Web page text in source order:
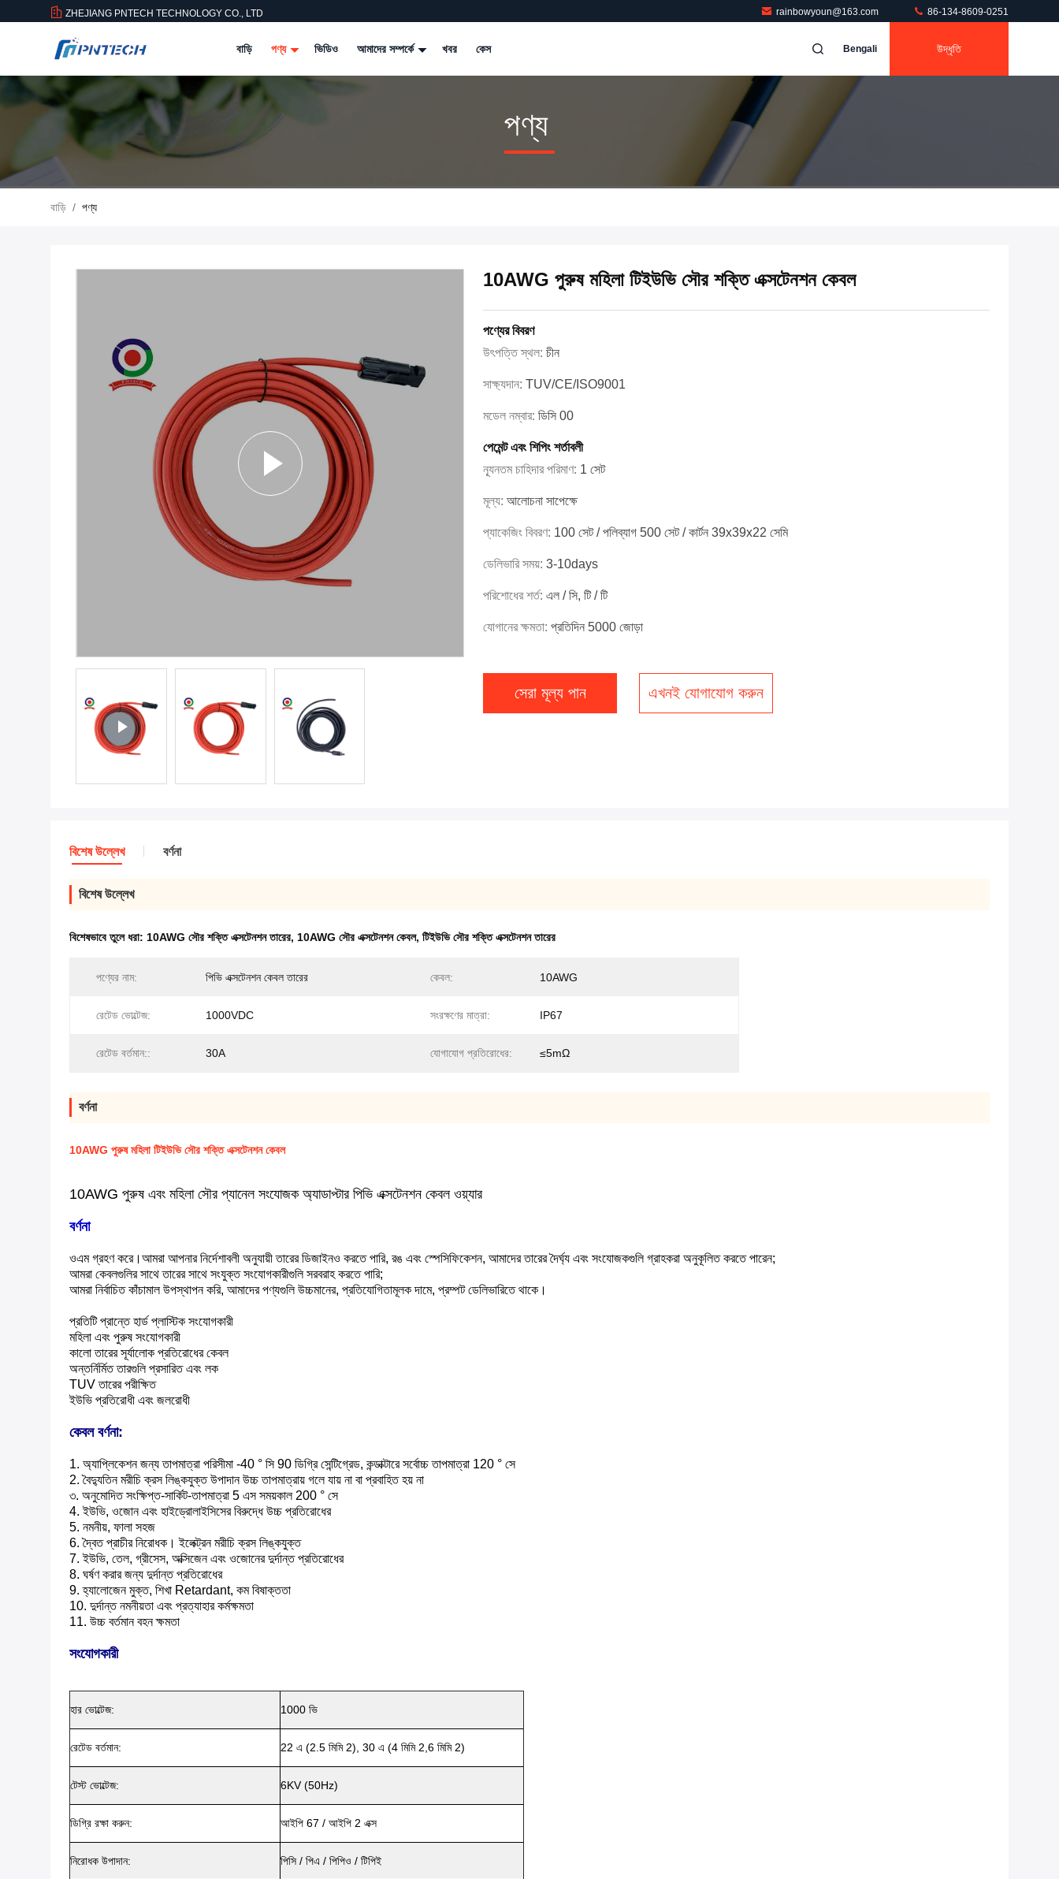
ZHEJIANG PNTECH TECHNOLOGY CO., LTD rainbowyoun@163.com 86-134-8609-0251
বাড়ি পণ্য ভিডিও আমাদের সম্পর্কে খবর কেস Bengali উদ্ধৃতি
পণ্য
বাড়ি / পণ্য
10AWG পুরুষ মহিলা টিইউভি সৌর শক্তি এক্সটেনশন কেবল
পণ্যের বিবরণ
উৎপত্তি স্থল: চীন
সাক্ষ্যদান: TUV/CE/ISO9001
মডেল নম্বার: ডিসি 00
পেমেন্ট এবং শিপিং শর্তাবলী
ন্যূনতম চাহিদার পরিমাণ: 1 সেট
মূল্য: আলোচনা সাপেক্ষে
প্যাকেজিং বিবরণ: 100 সেট / পলিব্যাগ 500 সেট / কার্টন 39x39x22 সেমি
ডেলিভারি সময়: 3-10days
পরিশোধের শর্ত: এল / সি, টি / টি
যোগানের ক্ষমতা: প্রতিদিন 5000 জোড়া
সেরা মূল্য পান এখনই যোগাযোগ করুন
বিশেষ উল্লেখ বর্ণনা
বিশেষ উল্লেখ
বিশেষভাবে তুলে ধরা: 10AWG সৌর শক্তি এক্সটেনশন তারের, 10AWG সৌর এক্সটেনশন কেবল, টিইউভি সৌর শক্তি এক্সটেনশন তারের
পণ্যের নাম: পিভি এক্সটেনশন কেবল তারের কেবল: 10AWG
রেটেড ভোল্টেজ: 1000VDC সংরক্ষণের মাত্রা: IP67
রেটেড বর্তমান:: 30A যোগাযোগ প্রতিরোধের: ≤5mΩ
বর্ণনা
10AWG পুরুষ মহিলা টিইউভি সৌর শক্তি এক্সটেনশন কেবল
10AWG পুরুষ এবং মহিলা সৌর প্যানেল সংযোজক অ্যাডাপ্টার পিভি এক্সটেনশন কেবল ওয়্যার
বর্ণনা
ওএম গ্রহণ করে।আমরা আপনার নির্দেশাবলী অনুযায়ী তারের ডিজাইনও করতে পারি, রঙ এবং স্পেসিফিকেশন, আমাদের তারের দৈর্ঘ্য এবং সংযোজকগুলি গ্রাহকরা অনুকূলিত করতে পারেন;
আমরা কেবলগুলির সাথে তারের সাথে সংযুক্ত সংযোগকারীগুলি সরবরাহ করতে পারি;
আমরা নির্বাচিত কাঁচামাল উপস্থাপন করি, আমাদের পণ্যগুলি উচ্চমানের, প্রতিযোগিতামূলক দামে, প্রম্পট ডেলিভারিতে থাকে।
প্রতিটি প্রান্তে হার্ড প্লাস্টিক সংযোগকারী
মহিলা এবং পুরুষ সংযোগকারী
কালো তারের সূর্যালোক প্রতিরোধের কেবল
অন্তর্নির্মিত তারগুলি প্রসারিত এবং লক
TUV তারের পরীক্ষিত
ইউভি প্রতিরোধী এবং জলরোধী
কেবল বর্ণনা:
1. অ্যাপ্লিকেশন জন্য তাপমাত্রা পরিসীমা -40 ° সি 90 ডিগ্রি সেন্টিগ্রেড, কন্ডাক্টারে সর্বোচ্চ তাপমাত্রা 120 ° সে
2. বৈদ্যুতিন মরীচি ক্রস লিঙ্কযুক্ত উপাদান উচ্চ তাপমাত্রায় গলে যায় না বা প্রবাহিত হয় না
৩. অনুমোদিত সংক্ষিপ্ত-সার্কিট-তাপমাত্রা 5 এস সময়কাল 200 ° সে
4. ইউভি, ওজোন এবং হাইড্রোলাইসিসের বিরুদ্ধে উচ্চ প্রতিরোধের
5. নমনীয়, ফালা সহজ
6. দ্বৈত প্রাচীর নিরোধক। ইলেক্ট্রন মরীচি ক্রস লিঙ্কযুক্ত
7. ইউভি, তেল, গ্রীসেস, অক্সিজেন এবং ওজোনের দুর্দান্ত প্রতিরোধের
8. ঘর্ষণ করার জন্য দুর্দান্ত প্রতিরোধের
9. হ্যালোজেন মুক্ত, শিখা Retardant, কম বিষাক্ততা
10. দুর্দান্ত নমনীয়তা এবং প্রত্যাহার কর্মক্ষমতা
11. উচ্চ বর্তমান বহন ক্ষমতা
সংযোগকারী
হার ভোল্টেজ: 1000 ভি
রেটেড বর্তমান: 22 এ (2.5 মিমি 2), 30 এ (4 মিমি 2,6 মিমি 2)
টেস্ট ভোল্টেজ: 6KV (50Hz)
ডিগ্রি রক্ষা করুন: আইপি 67 / আইপি 2 এক্স
নিরোধক উপাদান: পিসি / পিএ / পিপিও / টিপিই